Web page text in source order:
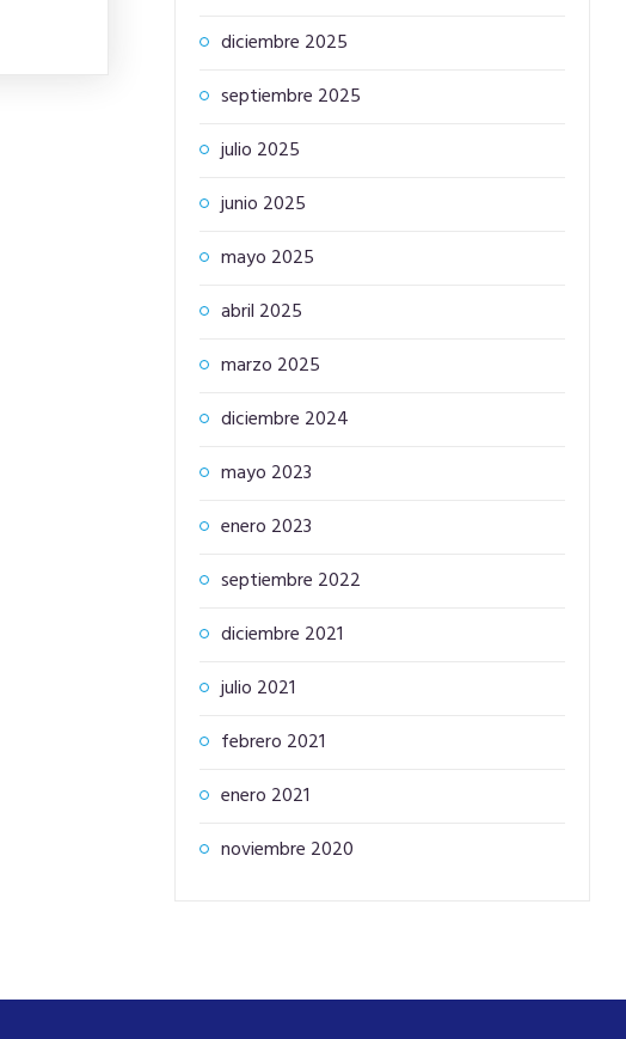
diciembre 2025
septiembre 2025
julio 2025
junio 2025
mayo 2025
abril 2025
marzo 2025
diciembre 2024
mayo 2023
enero 2023
septiembre 2022
diciembre 2021
julio 2021
febrero 2021
enero 2021
noviembre 2020